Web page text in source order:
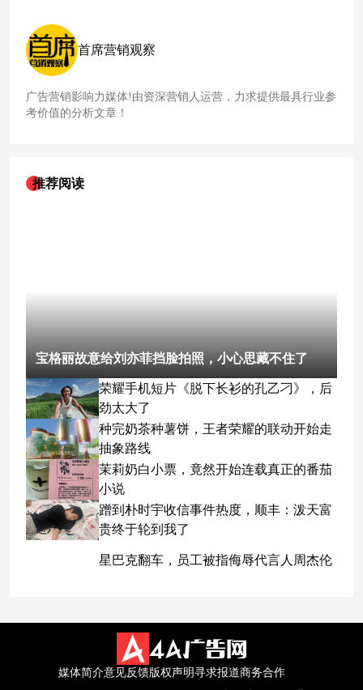
首席营销观察
广告营销影响力媒体!由资深营销人运营，力求提供最具行业参
考价值的分析文章！
推荐阅读
宝格丽故意给刘亦菲挡脸拍照，小心思藏不住了
荣耀手机短片《脱下长衫的孔乙刁》，后
劲太大了
种完奶茶种薯饼，王者荣耀的联动开始走
抽象路线
茉莉奶白小票，竟然开始连载真正的番茄
小说
蹭到朴时宇收信事件热度，顺丰：泼天富
贵终于轮到我了
星巴克翻车，员工被指侮辱代言人周杰伦
媒体简介意见反馈版权声明寻求报道商务合作